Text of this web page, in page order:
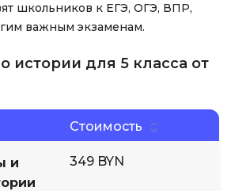
школьников к ЕГЭ, ОГЭ, ВПР,
важным экзаменам.
истории для 5 класса от
Стоимость
и
349 BYN